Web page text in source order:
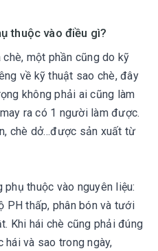
thuộc vào điều gì?
một phần cũng do kỹ
về kỹ thuật sao chè, đây
không phải ai cũng làm
ra có 1 người làm được.
chè dở…được sản xuất từ
phụ thuộc vào nguyên liệu:
PH thấp, phân bón và tưới
Khi hái chè cũng phải đúng
hái và sao trong ngày,